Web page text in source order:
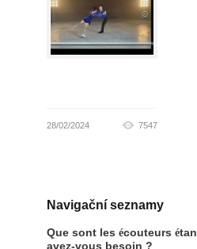
28/02/2024 7547
Navigační seznamy
Que sont les écouteurs é
avez-vous besoin ?